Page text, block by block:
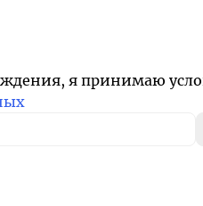
я принимаю